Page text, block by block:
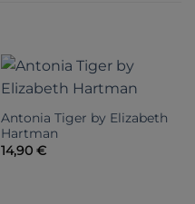
Antonia Tiger by Elizabeth
Hartman
14,90 €